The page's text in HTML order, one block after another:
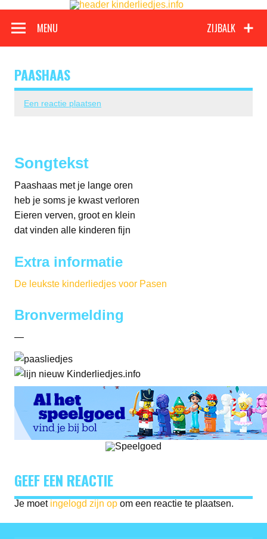
inhoud
ZIJBALK
MENU
PAASHAAS
Een reactie plaatsen
Songtekst
Paashaas met je lange oren
heb je soms je kwast verloren
Eieren verven, groot en klein
dat vinden alle kinderen fijn
Extra informatie
De leukste kinderliedjes voor Pasen
Bronvermelding
—
GEEF EEN REACTIE
Je moet ingelogd zijn op om een reactie te plaatsen.